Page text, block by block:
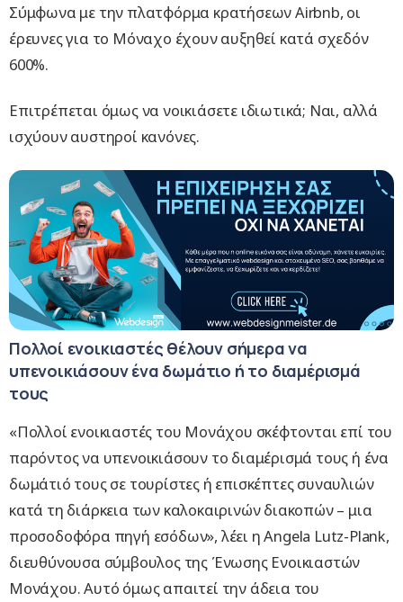
Σύμφωνα με την πλατφόρμα κρατήσεων Airbnb, οι
έρευνες για το Μόναχο έχουν αυξηθεί κατά σχεδόν
600%.
Επιτρέπεται όμως να νοικιάσετε ιδιωτικά; Ναι, αλλά
ισχύουν αυστηροί κανόνες.
Πολλοί ενοικιαστές θέλουν σήμερα να
υπενοικιάσουν ένα δωμάτιο ή το διαμέρισμά
τους
«Πολλοί ενοικιαστές του Μονάχου σκέφτονται επί του
παρόντος να υπενοικιάσουν το διαμέρισμά τους ή ένα
δωμάτιό τους σε τουρίστες ή επισκέπτες συναυλιών
κατά τη διάρκεια των καλοκαιρινών διακοπών – μια
προσοδοφόρα πηγή εσόδων», λέει η Angela Lutz-Plank,
διευθύνουσα σύμβουλος της Ένωσης Ενοικιαστών
Μονάχου. Αυτό όμως απαιτεί την άδεια του